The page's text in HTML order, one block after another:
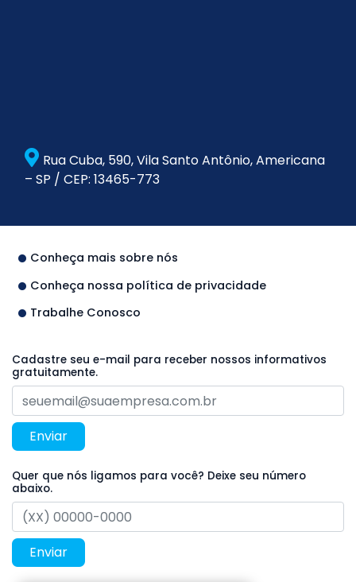
Rua Cuba, 590, Vila Santo Antônio, Americana
– SP / CEP: 13465-773
Conheça mais sobre nós
Conheça nossa política de privacidade
Trabalhe Conosco
Cadastre seu e-mail para receber nossos informativos
gratuitamente.
Enviar
Quer que nós ligamos para você? Deixe seu número
abaixo.
Enviar